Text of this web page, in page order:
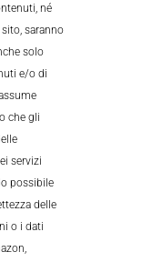
né
saranno
solo
e/o di
che gli
servizi
possibile
delle
o i dati